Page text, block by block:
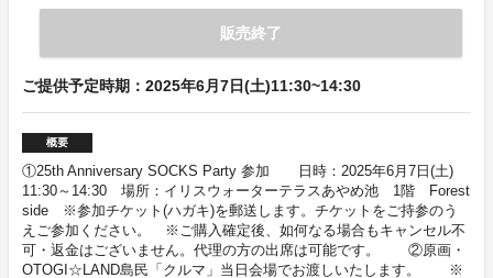
販売終了
ご提供予定時期：2025年6月7日(土)11:30~14:30
概要
①25th Anniversary SOCKS Party 参加 日時：2025年6月7日(土)
11:30～14:30 場所：イリスウォーターテラスあやめ池 1階 Forest
side ※参加チケット(ハガキ)を郵送します。チケットをご持参のう
えご参加ください。 ※ご購入確定後、如何なる場合もキャンセル不
可・返金はございません。代理の方の出席は可能です。 ②原画・
OTOGI☆LAND島民「クルマ」当日会場でお渡しいたします。 ※